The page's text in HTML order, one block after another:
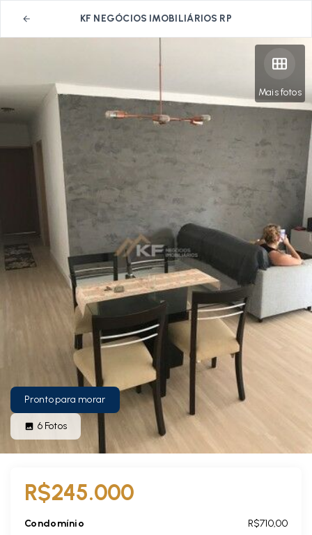
KF NEGÓCIOS IMOBILIÁRIOS RP
Mais fotos
Pronto para morar
6 Fotos
R$245.000
Condomínio R$710,00